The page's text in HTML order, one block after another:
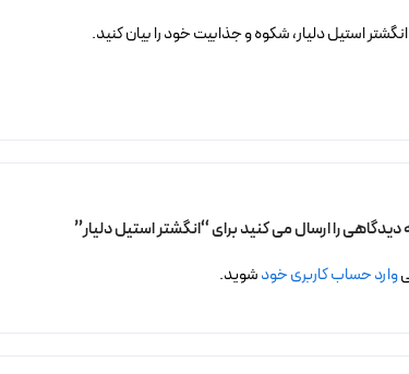
استیل دلیار، شکوه و جذابیت خود را بیان کنید.
دیدگاهی را ارسال می کنید برای “انگشتر استیل دلیار”
وارد حساب کاربری خودشوید.